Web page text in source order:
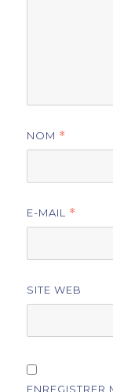
NOM *
E-MAIL *
SITE WEB